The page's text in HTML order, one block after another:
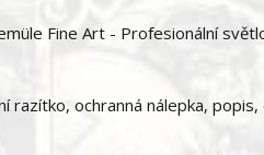
Fine Art - Profesionální
razítko, ochranná nálepka, popis,